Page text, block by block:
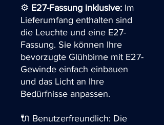
⚙️ E27-Fassung inklusive: Im
Lieferumfang enthalten sind
die Leuchte und eine E27-
Fassung. Sie können Ihre
bevorzugte Glühbirne mit E27-
Gewinde einfach einbauen
und das Licht an Ihre
Bedürfnisse anpassen.
🔌 Benutzerfreundlich: Die